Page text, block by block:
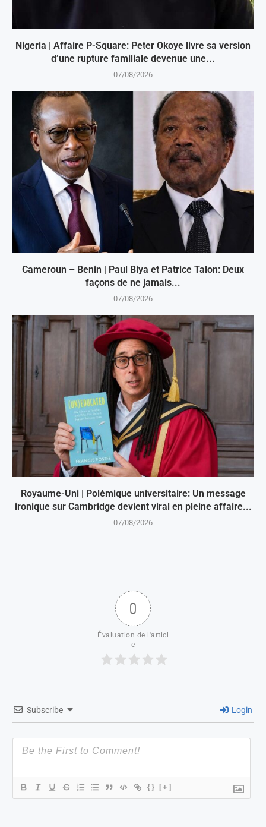
Nigeria | Affaire P-Square: Peter Okoye livre sa version
d’une rupture familiale devenue une...
07/08/2026
Cameroun – Benin | Paul Biya et Patrice Talon: Deux
façons de ne jamais...
07/08/2026
Royaume-Uni | Polémique universitaire: Un message
ironique sur Cambridge devient viral en pleine affaire...
07/08/2026
0
Évaluation de l'articl
e
Subscribe Login
{} [+]